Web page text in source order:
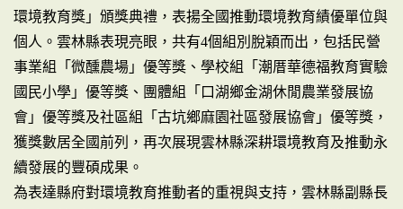
環境教育獎」頒獎典禮，表揚全國推動環境教育績優單位與
個人。雲林縣表現亮眼，共有4個組別脫穎而出，包括民營
事業組「微醺農場」優等獎、學校組「潮厝華德福教育實驗
國民小學」優等獎、團體組「口湖鄉金湖休閒農業發展協
會」優等獎及社區組「古坑鄉麻園社區發展協會」優等獎，
獲獎數居全國前列，再次展現雲林縣深耕環境教育及推動永
續發展的豐碩成果。
為表達縣府對環境教育推動者的重視與支持，雲林縣副縣長